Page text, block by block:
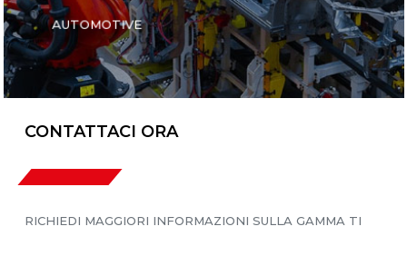
AUTOMOTIVE
CONTATTACI ORA
RICHIEDI MAGGIORI INFORMAZIONI SULLA GAMMA TI